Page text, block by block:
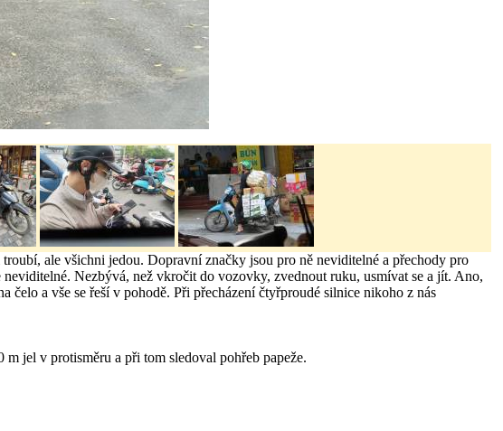
ale všichni jedou. Dopravní značky jsou pro ně neviditelné a přechody pro
Nezbývá, než vkročit do vozovky, zvednout ruku, usmívat se a jít. Ano,
a vše se řeší v pohodě. Při přecházení čtyřproudé silnice nikoho z nás
jel v protisměru a při tom sledoval pohřeb papeže.